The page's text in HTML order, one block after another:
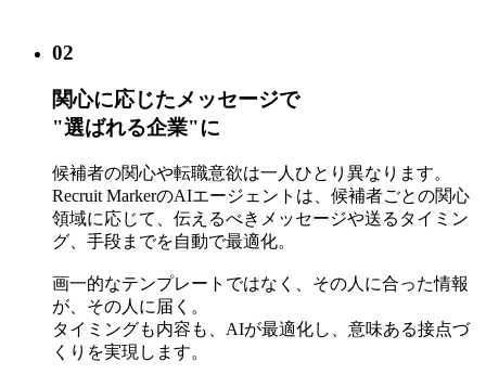
02
関心に応じたメッセージで
"選ばれる企業"に
候補者の関心や転職意欲は一人ひとり異なります。
Recruit MarkerのAIエージェントは、候補者ごとの関心
領域に応じて、伝えるべきメッセージや送るタイミン
グ、手段までを自動で最適化。
画一的なテンプレートではなく、その人に合った情報
が、その人に届く。
タイミングも内容も、AIが最適化し、意味ある接点づ
くりを実現します。